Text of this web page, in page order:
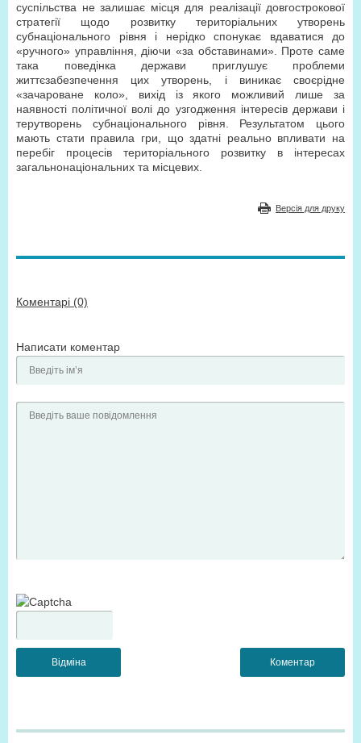
суспільства не залишає місця для реалізації довгострокової
стратегії щодо розвитку територіальних утворень
субнаціонального рівня і нерідко спонукає вдаватися до
«ручного» управління, діючи «за обставинами». Проте саме
така поведінка держави приглушує проблеми
життєзабезпечення цих утворень, і виникає своєрідне
«зачароване коло», вихід із якого можливий лише за
наявності політичної волі до узгодження інтересів держави і
терутворень субнаціонального рівня. Результатом цього
мають стати правила гри, що здатні реально впливати на
перебіг процесів територіального розвитку в інтересах
загальнонаціональних та місцевих.
Версія для друку
Коментарі (0)
Написати коментар